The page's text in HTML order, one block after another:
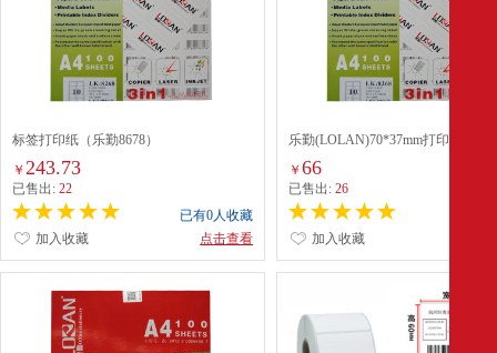
标签打印纸（乐勤8678）
￥ 243.73
已售出: 22
已有0人收藏
点击查看
加入收藏
乐勤(LOLAN)70*37mm打印标签纸
￥66
已售出:26
加入收藏